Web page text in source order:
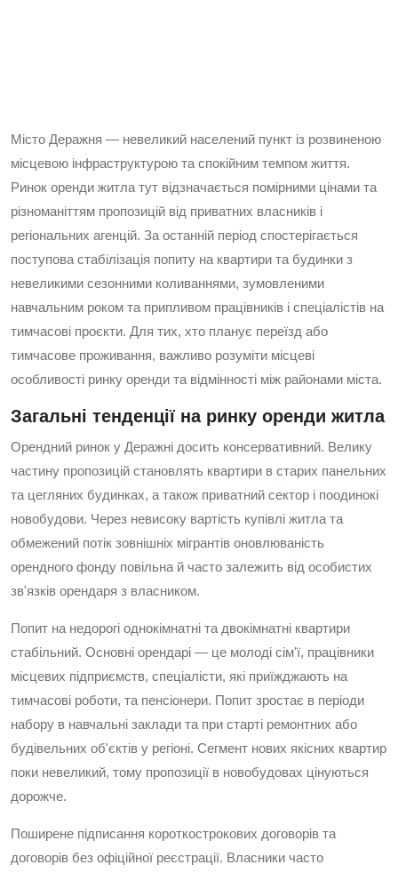
Місто Деражня — невеликий населений пункт із розвиненою
місцевою інфраструктурою та спокійним темпом життя.
Ринок оренди житла тут відзначається помірними цінами та
різноманіттям пропозицій від приватних власників і
регіональних агенцій. За останній період спостерігається
поступова стабілізація попиту на квартири та будинки з
невеликими сезонними коливаннями, зумовленими
навчальним роком та припливом працівників і спеціалістів на
тимчасові проєкти. Для тих, хто планує переїзд або
тимчасове проживання, важливо розуміти місцеві
особливості ринку оренди та відмінності між районами міста.
Загальні тенденції на ринку оренди житла
Орендний ринок у Деражні досить консервативний. Велику
частину пропозицій становлять квартири в старих панельних
та цегляних будинках, а також приватний сектор і поодинокі
новобудови. Через невисоку вартість купівлі житла та
обмежений потік зовнішніх мігрантів оновлюваність
орендного фонду повільна й часто залежить від особистих
зв'язків орендаря з власником.
Попит на недорогі однокімнатні та двокімнатні квартири
стабільний. Основні орендарі — це молоді сім'ї, працівники
місцевих підприємств, спеціалісти, які приїжджають на
тимчасові роботи, та пенсіонери. Попит зростає в періоди
набору в навчальні заклади та при старті ремонтних або
будівельних об'єктів у регіоні. Сегмент нових якісних квартир
поки невеликий, тому пропозиції в новобудовах цінуються
дорожче.
Поширене підписання короткострокових договорів та
договорів без офіційної реєстрації. Власники часто